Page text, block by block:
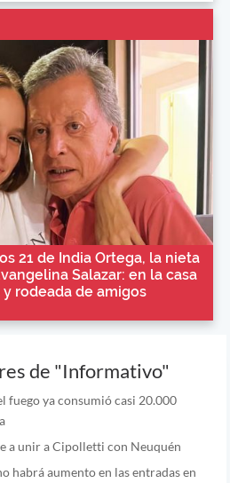
21 de India Ortega, la nieta
Salazar: en la casa
rodeada de amigos
de "Informativo"
fuego ya consumió casi 20.000
a unir a Cipolletti con Neuquén
habrá aumento en las entradas en